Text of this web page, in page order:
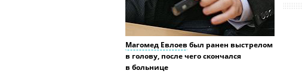
Магомед Евлоев был ранен выстрелом
в голову, после чего скончался
в больнице